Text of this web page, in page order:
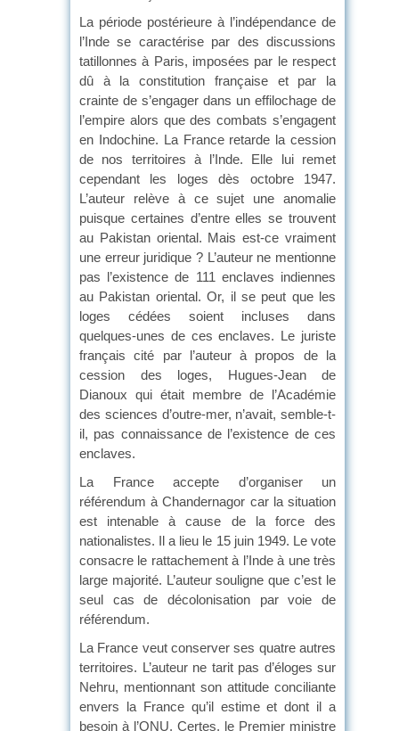
La période postérieure à l’indépendance de
l’Inde se caractérise par des discussions
tatillonnes à Paris, imposées par le respect
dû à la constitution française et par la
crainte de s’engager dans un effilochage de
l’empire alors que des combats s’engagent
en Indochine. La France retarde la cession
de nos territoires à l’Inde. Elle lui remet
cependant les loges dès octobre 1947.
L’auteur relève à ce sujet une anomalie
puisque certaines d’entre elles se trouvent
au Pakistan oriental. Mais est-ce vraiment
une erreur juridique ? L’auteur ne mentionne
pas l’existence de 111 enclaves indiennes
au Pakistan oriental. Or, il se peut que les
loges cédées soient incluses dans
quelques-unes de ces enclaves. Le juriste
français cité par l’auteur à propos de la
cession des loges, Hugues-Jean de
Dianoux qui était membre de l’Académie
des sciences d’outre-mer, n’avait, semble-t-
il, pas connaissance de l’existence de ces
enclaves.
La France accepte d’organiser un
référendum à Chandernagor car la situation
est intenable à cause de la force des
nationalistes. Il a lieu le 15 juin 1949. Le vote
consacre le rattachement à l’Inde à une très
large majorité. L’auteur souligne que c’est le
seul cas de décolonisation par voie de
référendum.
La France veut conserver ses quatre autres
territoires. L’auteur ne tarit pas d’éloges sur
Nehru, mentionnant son attitude conciliante
envers la France qu’il estime et dont il a
besoin à l’ONU. Certes, le Premier ministre